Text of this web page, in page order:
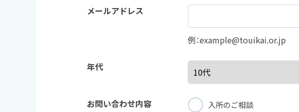
メールアドレス
例：example@touikai.or.jp
年代
お問い合わせ内容
入所のご相談